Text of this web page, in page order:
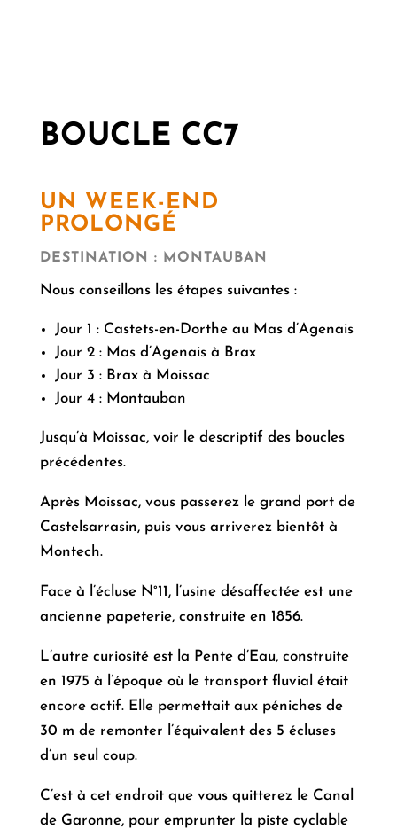
BOUCLE CC7
UN WEEK-END
PROLONGÉ
DESTINATION : MONTAUBAN
Nous conseillons les étapes suivantes :
Jour 1 : Castets-en-Dorthe au Mas d’Agenais
Jour 2 : Mas d’Agenais à Brax
Jour 3 : Brax à Moissac
Jour 4 : Montauban
Jusqu’à Moissac, voir le descriptif des boucles
précédentes.
Après Moissac, vous passerez le grand port de
Castelsarrasin, puis vous arriverez bientôt à
Montech.
Face à l’écluse N°11, l’usine désaffectée est une
ancienne papeterie, construite en 1856.
L’autre curiosité est la Pente d’Eau, construite
en 1975 à l’époque où le transport fluvial était
encore actif. Elle permettait aux péniches de
30 m de remonter l’équivalent des 5 écluses
d’un seul coup.
C’est à cet endroit que vous quitterez le Canal
de Garonne, pour emprunter la piste cyclable